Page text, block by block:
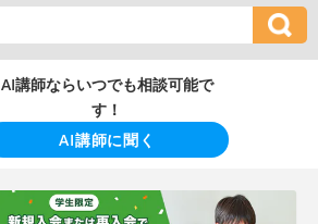
AI講師ならいつでも相談可能で
す！
AI講師に聞く